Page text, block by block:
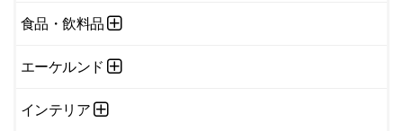
食品・飲料品
エーケルンド
インテリア